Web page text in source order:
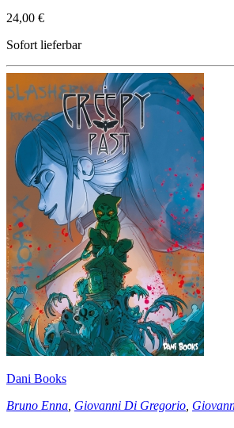
24,00 €
Sofort lieferbar
Dani Books
Bruno Enna Giovanni Di Gregorio